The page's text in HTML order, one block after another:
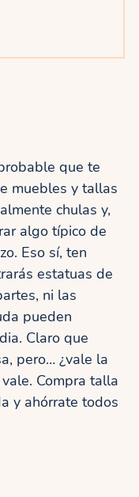
que te
muebles y tallas
chulas y,
algo típico de
Eso sí, ten
estatuas de
ni las
pueden
Claro que
pero… ¿vale la
Compra talla
y ahórrate todos